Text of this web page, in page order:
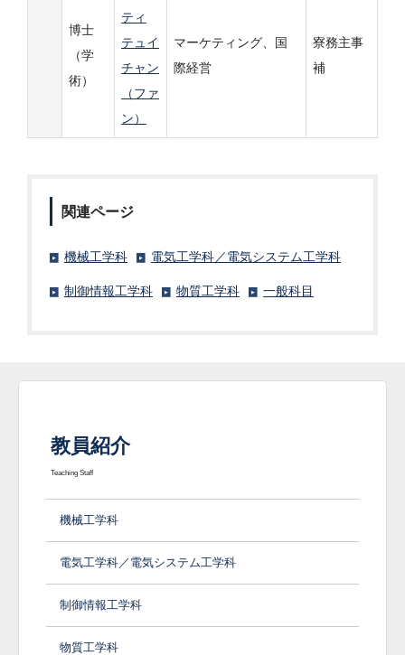
博士
（学
術）
ティ
テュイ
チャン
（ファ
ン）
マーケティング、国
際経営
寮務主事
補
関連ページ
機械工学科 電気工学科／電気システム工学科
制御情報工学科 物質工学科 一般科目
教員紹介
Teaching Staff
機械工学科
電気工学科／電気システム工学科
制御情報工学科
物質工学科